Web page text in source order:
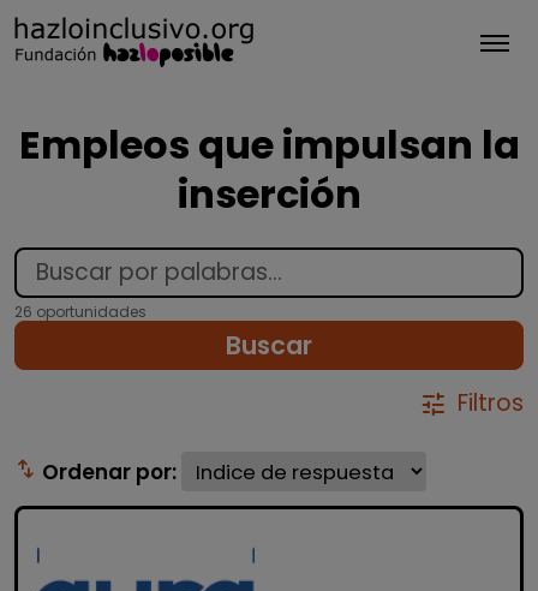
Empleos que impulsan la
inserción
26 oportunidades
Buscar
tune Filtros
swap_vert Ordenar por: